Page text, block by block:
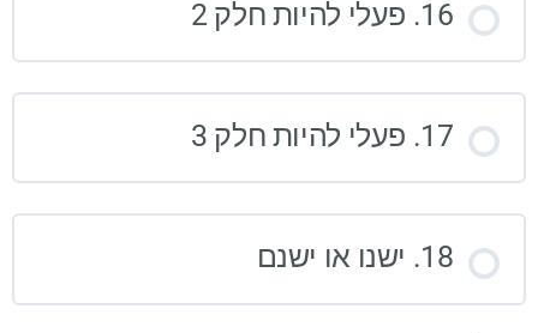
16. פעלי להיות חלק 2
17. פעלי להיות חלק 3
18. ישנו או ישנם